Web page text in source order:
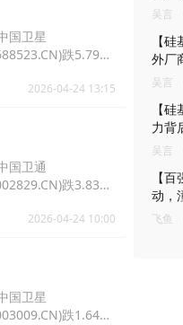
国卫星
跌5.79%
2026-04-24 13:15
国卫通
跌3.83%
2026-04-24 10:00
国卫星
跌1.64%
吴言
【
外厂
吴言
【
力背
吴言
【
动，
飞鱼